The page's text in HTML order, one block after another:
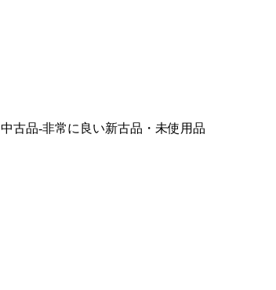
中古品-非常に良い新古品・未使用品